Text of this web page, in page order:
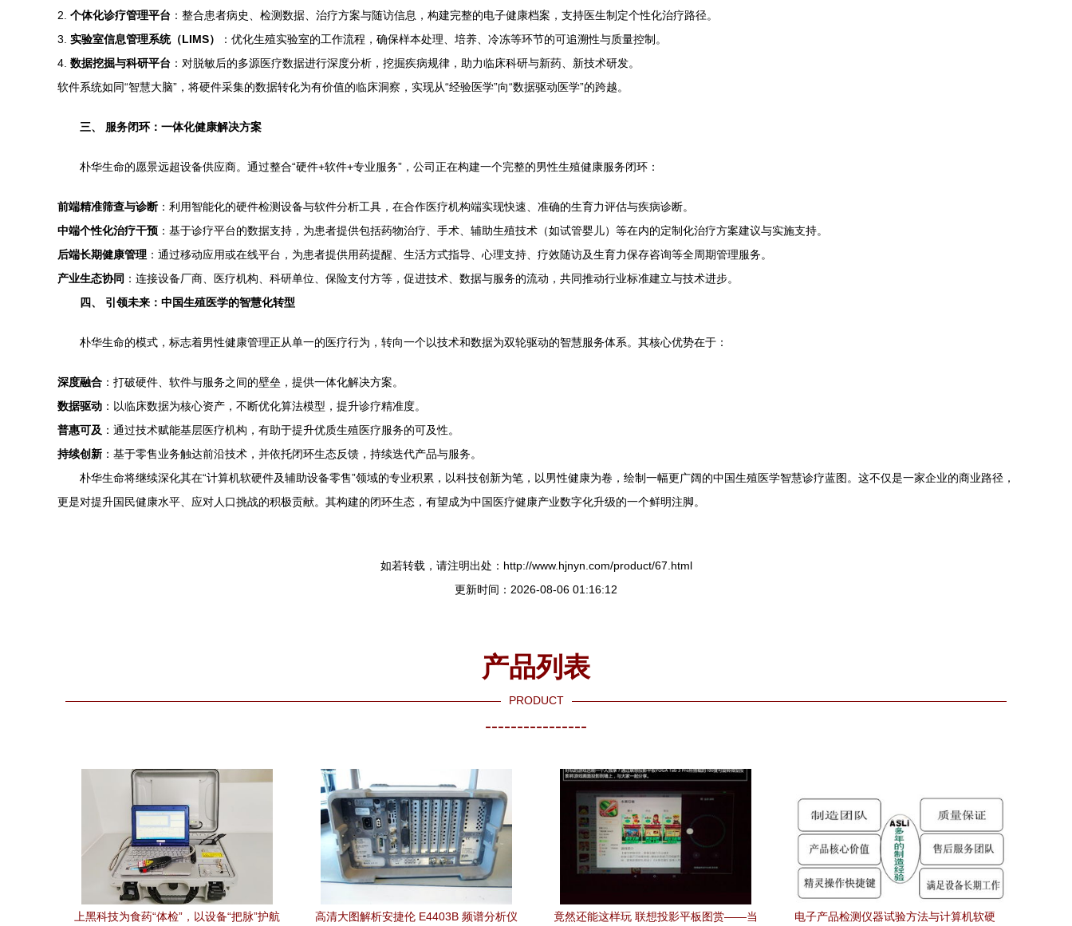
2. 个体化诊疗管理平台 ：整合患者病史、检测数据、治疗方案与随访信息，构建完整的电子健康档案，支持医生制定个性化治疗路径。
3. 实验室信息管理系统（LIMS）
：优化生殖实验室的工作流程，确保样本处理、培养、冷冻等环节的可追溯性与质量控制。
4. 数据挖掘与科研平台 ：对脱敏后的多源医疗数据进行深度分析，挖掘疾病规律，助力临床科研与新药、新技术研发。
软件系统如同“智慧大脑”，将硬件采集的数据转化为有价值的临床洞察，实现从“经验医学”向“数据驱动医学”的跨越。
三、 服务闭环：一体化健康解决方案
朴华生命的愿景远超设备供应商。通过整合“硬件+软件+专业服务”，公司正在构建一个完整的男性生殖健康服务闭环：
前端精准筛查与诊断 ：利用智能化的硬件检测设备与软件分析工具，在合作医疗机构端实现快速、准确的生育力评估与疾病诊断。
中端个性化治疗干预 ：基于诊疗平台的数据支持，为患者提供包括药物治疗、手术、辅助生殖技术（如试管婴儿）等在内的定制化治疗方案建议与实施支持。
后端长期健康管理 ：通过移动应用或在线平台，为患者提供用药提醒、生活方式指导、心理支持、疗效随访及生育力保存咨询等全周期管理服务。
产业生态协同 ：连接设备厂商、医疗机构、科研单位、保险支付方等，促进技术、数据与服务的流动，共同推动行业标准建立与技术进步。
四、 引领未来：中国生殖医学的智慧化转型
朴华生命的模式，标志着男性健康管理正从单一的医疗行为，转向一个以技术和数据为双轮驱动的智慧服务体系。其核心优势在于：
深度融合 ：打破硬件、软件与服务之间的壁垒，提供一体化解决方案。
数据驱动 ：以临床数据为核心资产，不断优化算法模型，提升诊疗精准度。
普惠可及 ：通过技术赋能基层医疗机构，有助于提升优质生殖医疗服务的可及性。
持续创新 ：基于零售业务触达前沿技术，并依托闭环生态反馈，持续迭代产品与服务。
朴华生命将继续深化其在“计算机软硬件及辅助设备零售”领域的专业积累，以科技创新为笔，以男性健康为卷，绘制一幅更广阔的中国生殖医学智慧诊疗蓝图。这不仅是一家企业的商业路径，
更是对提升国民健康水平、应对人口挑战的积极贡献。其构建的闭环生态，有望成为中国医疗健康产业数字化升级的一个鲜明注脚。
如若转载，请注明出处：http://www.hjnyn.com/product/67.html
更新时间：2026-08-06 01:16:12
产品列表
PRODUCT
----------------
上黑科技为食药“体检”，以设备“把脉”护航
高清大图解析安捷伦 E4403B 频谱分析仪
竟然还能这样玩 联想投影平板图赏——当
电子产品检测仪器试验方法与计算机软硬